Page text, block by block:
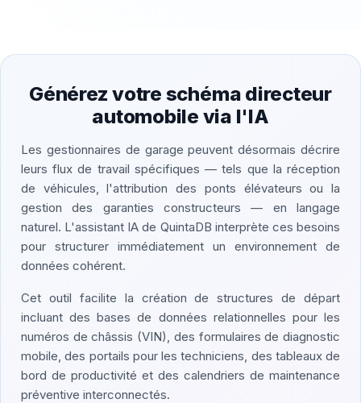
Générez votre schéma directeur
automobile via l'IA
Les gestionnaires de garage peuvent désormais décrire
leurs flux de travail spécifiques — tels que la réception
de véhicules, l'attribution des ponts élévateurs ou la
gestion des garanties constructeurs — en langage
naturel. L'assistant IA de QuintaDB interprète ces besoins
pour structurer immédiatement un environnement de
données cohérent.
Cet outil facilite la création de structures de départ
incluant des bases de données relationnelles pour les
numéros de châssis (VIN), des formulaires de diagnostic
mobile, des portails pour les techniciens, des tableaux de
bord de productivité et des calendriers de maintenance
préventive interconnectés.